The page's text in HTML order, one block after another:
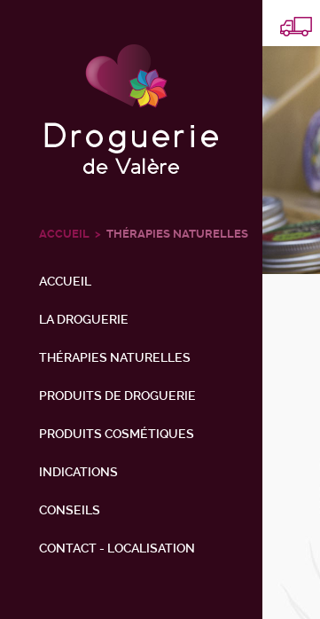
ACCUEIL THÉRAPIES NATURELLES
ACCUEIL
LA DROGUERIE
THÉRAPIES NATURELLES
PRODUITS DE DROGUERIE
PRODUITS COSMÉTIQUES
INDICATIONS
CONSEILS
CONTACT - LOCALISATION